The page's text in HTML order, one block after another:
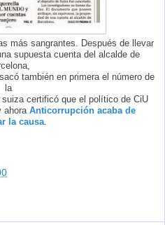
más sangrantes. Después de llevar
supuesta cuenta del alcalde de
sacó también en primera el número de
la
certificó que el político de CiU
ahora Anticorrupción acaba de
la causa.